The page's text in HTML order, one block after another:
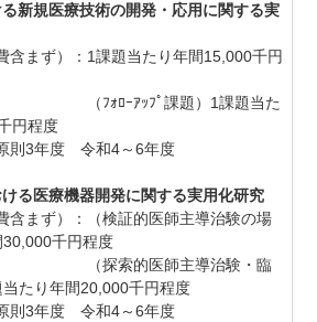
新規医療技術の開発・応用に関する実
含まず）：1課題当たり年間15,000千円
ﾟ課題）1課題当た
円程度
則3年度 令和4～6年度
る医療機器開発に関する実用化研究
含まず）：（検証的医師主導治験の場
千円程度
師主導治験・臨
たり年間20,000千円程度
則3年度 令和4～6年度